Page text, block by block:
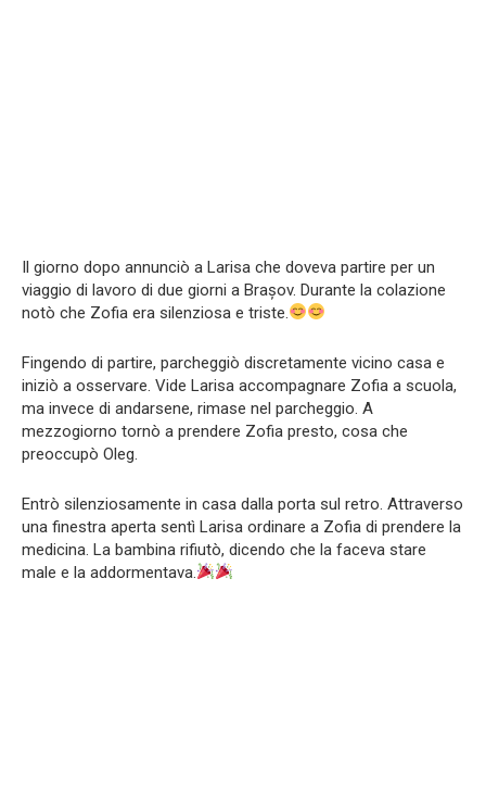
Il giorno dopo annunciò a Larisa che doveva partire per un
viaggio di lavoro di due giorni a Brașov. Durante la colazione
notò che Zofia era silenziosa e triste.
Fingendo di partire, parcheggiò discretamente vicino casa e
iniziò a osservare. Vide Larisa accompagnare Zofia a scuola,
ma invece di andarsene, rimase nel parcheggio. A
mezzogiorno tornò a prendere Zofia presto, cosa che
preoccupò Oleg.
Entrò silenziosamente in casa dalla porta sul retro. Attraverso
una finestra aperta sentì Larisa ordinare a Zofia di prendere la
medicina. La bambina rifiutò, dicendo che la faceva stare
male e la addormentava.